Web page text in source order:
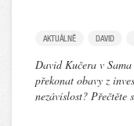
AKTUÁLNĚ DAVID
David Kučera v
překonat obavy z
nezávislost?